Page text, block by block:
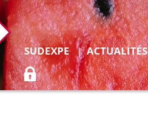
SUDEXPEDéplierACTUALITÉS
ACCÈS ADHÉRENTS